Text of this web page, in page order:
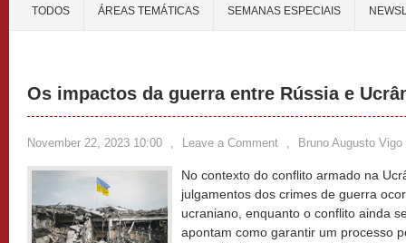
TODOS ÁREAS TEMÁTICAS SEMANAS ESPECIAIS
Os impactos da guerra entre Rússia e
November 22, 2023 10:00 , Leave a Comment , Bruno Augusto
No contexto do conflito armado na
julgamentos dos crimes de guerra
ucraniano, enquanto o conflito ainda
apontam como garantir um processo